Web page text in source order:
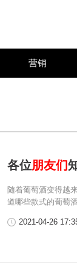
营销
各位朋友们
随着葡萄酒变得越
道哪些款式的葡萄
2021-04-26